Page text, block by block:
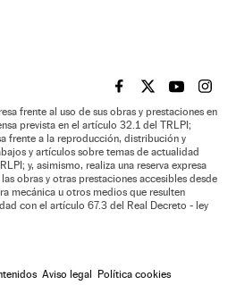
EL PAÍS BRASIL EN
EL PAÍSEL PAÍS
EL
frente al uso de sus obras y prestaciones en
prevista en el artículo 32.1 del TRLPI;
frente a la reproducción, distribución y
y artículos sobre temas de actualidad
y, asimismo, realiza una reserva expresa
obras y otras prestaciones accesibles desde
mecánica u otros medios que resulten
con el artículo 67.3 del Real Decreto - ley
Aviso legal Política cookies